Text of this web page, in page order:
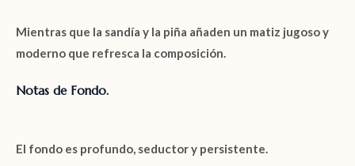
Mientras que la sandía y la piña añaden un matiz jugoso y
moderno que refresca la composición.
Notas de Fondo.
El fondo es profundo, seductor y persistente.